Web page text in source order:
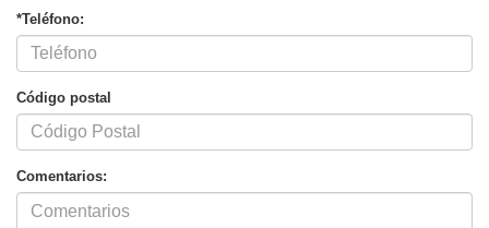
*Teléfono:
Código postal
Comentarios: